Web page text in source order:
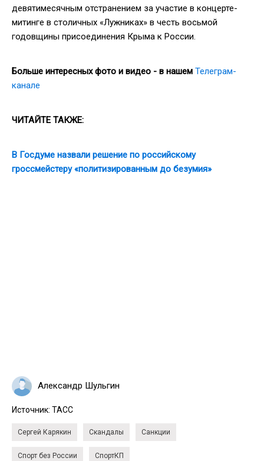
девятимесячным отстранением за участие в концерте-
митинге в столичных «Лужниках» в честь восьмой
годовщины присоединения Крыма к России.
Больше интересных фото и видео - в нашем Телеграм-
канале
ЧИТАЙТЕ ТАКЖЕ:
В Госдуме назвали решение по российскому
гроссмейстеру «политизированным до безумия»
Александр Шульгин
Источник: ТАСС
Сергей Карякин Скандалы Санкции
Спорт без России СпортКП